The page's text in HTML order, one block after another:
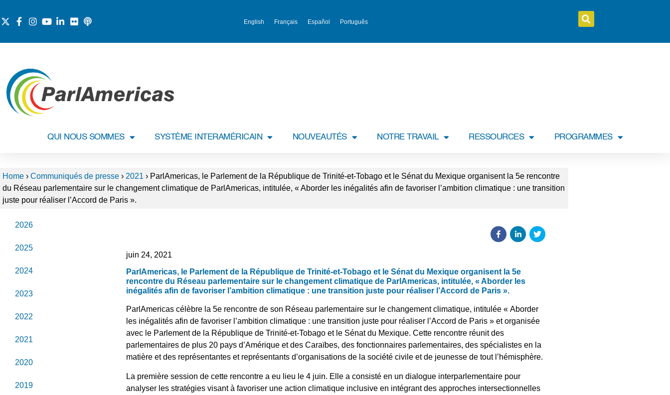
English Français Español Português
QUI NOUS SOMMES SYSTÈME INTERAMÉRICAIN NOUVEAUTÉS NOTRE TRAVAIL RESSOURCES PROGRAMMES
Home › Communiqués de presse › 2021 › ParlAmericas, le Parlement de la République de Trinité-et-Tobago et le Sénat du Mexique organisent la 5e rencontre
du Réseau parlementaire sur le changement climatique de ParlAmericas, intitulée, « Aborder les inégalités afin de favoriser l’ambition climatique : une transition
juste pour réaliser l’Accord de Paris ».
2026
2025
2024
2023
2022
2021
2020
2019
juin 24, 2021
ParlAmericas, le Parlement de la République de Trinité-et-Tobago et le Sénat du Mexique organisent la 5e
rencontre du Réseau parlementaire sur le changement climatique de ParlAmericas, intitulée, « Aborder les
inégalités afin de favoriser l’ambition climatique : une transition juste pour réaliser l’Accord de Paris ».
ParlAmericas célèbre la 5e rencontre de son Réseau parlementaire sur le changement climatique, intitulée « Aborder
les inégalités afin de favoriser l’ambition climatique : une transition juste pour réaliser l’Accord de Paris » et organisée
avec le Parlement de la République de Trinité-et-Tobago et le Sénat du Mexique. Cette rencontre réunit des
parlementaires de plus 20 pays d’Amérique et des Caraïbes, des fonctionnaires parlementaires, des spécialistes en la
matière et des représentantes et représentants d’organisations de la société civile et de jeunesse de tout l’hémisphère.
La première session de cette rencontre a eu lieu le 4 juin. Elle a consisté en un dialogue interparlementaire pour
analyser les stratégies visant à favoriser une action climatique inclusive en intégrant des approches intersectionnelles